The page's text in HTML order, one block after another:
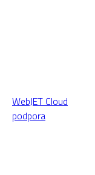
WebJET Cloud
podpora